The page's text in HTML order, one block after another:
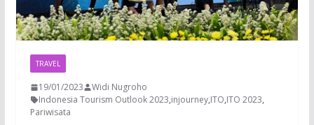
TRAVEL
19/01/2023
Widi Nugroho
Indonesia Tourism Outlook 2023,injourney,ITO,ITO 2023,
Pariwisata